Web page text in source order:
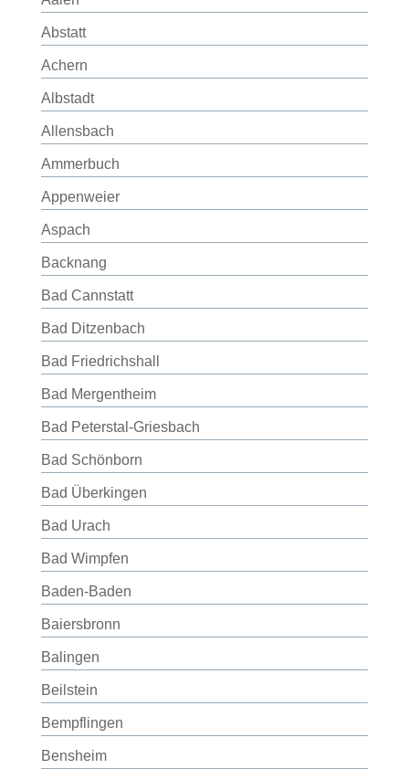
Abstatt
Achern
Albstadt
Allensbach
Ammerbuch
Appenweier
Aspach
Backnang
Bad Cannstatt
Bad Ditzenbach
Bad Friedrichshall
Bad Mergentheim
Bad Peterstal-Griesbach
Bad Schönborn
Bad Überkingen
Bad Urach
Bad Wimpfen
Baden-Baden
Baiersbronn
Balingen
Beilstein
Bempflingen
Bensheim